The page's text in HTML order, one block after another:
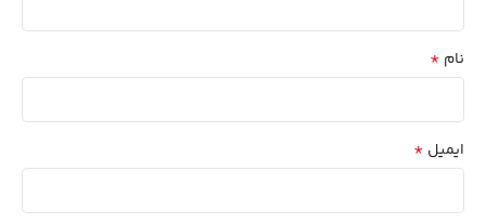
نام *
ایمیل *